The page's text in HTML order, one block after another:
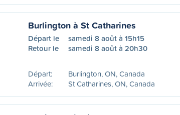
Burlington à St Catharines
Départ le
samedi 8 août à 15h15
Retour le
samedi 8 août à 20h30
Départ:
Burlington, ON, Canada
Arrivée:
St Catharines, ON, Canada